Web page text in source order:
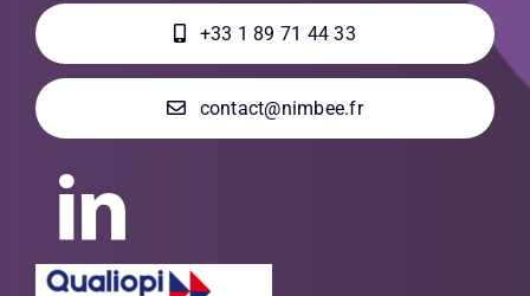
+33 1 89 71 44 33
contact@nimbee.fr